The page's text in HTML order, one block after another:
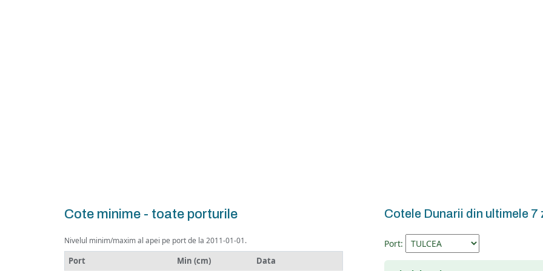
Cote minime - toate porturile
Nivelul minim/maxim al apei pe port de la 2011-01-01.
Port Min (cm) Data
Cotele Dunarii din ultimele 7
Port: